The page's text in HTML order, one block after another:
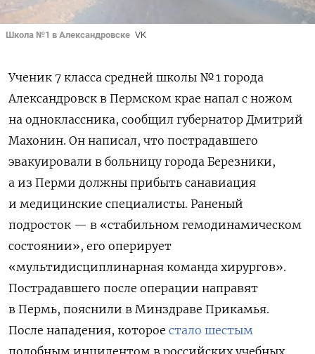
Школа №1 в Александровске VK
Ученик 7 класса средней школы № 1 города
Александровск в Пермском крае напал с ножом
на одноклассника, сообщил губернатор Дмитрий
Махонин. Он написал, что пострадавшего
эвакуировали в больницу города Березники,
а из Перми должны прибыть санавиация
и медицинские специалисты. Раненый
подросток — в «стабильном гемодинамическом
состоянии», его оперирует
«мультидисциплинарная команда хирургов».
Пострадавшего после операции направят
в Пермь, пояснили в Минздраве Прикамья.
После нападения, которое стало шестым
подобным инцидентом в российских учебных